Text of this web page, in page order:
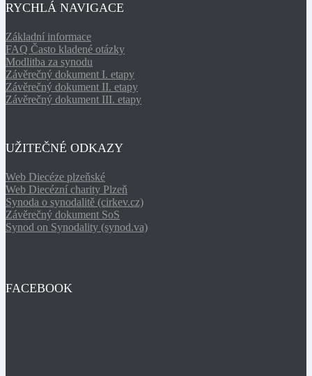
RYCHLÁ NAVIGACE
Základní informace
FAQ Často kladené otázky
Modlitba za synodu
Závěrečný dokument I. etapy
Závěrečný dokument II. etapy
Závěrečný dokument III. etapy
UŽITEČNÉ ODKAZY
Web Diecéze plzeňské
Web Diecézní charity Plzeň
Synoda o synodalitě (cirkev.cz)
Závěrečný dokument SoS
Synod on Synodality (synod.va)
FACEBOOK